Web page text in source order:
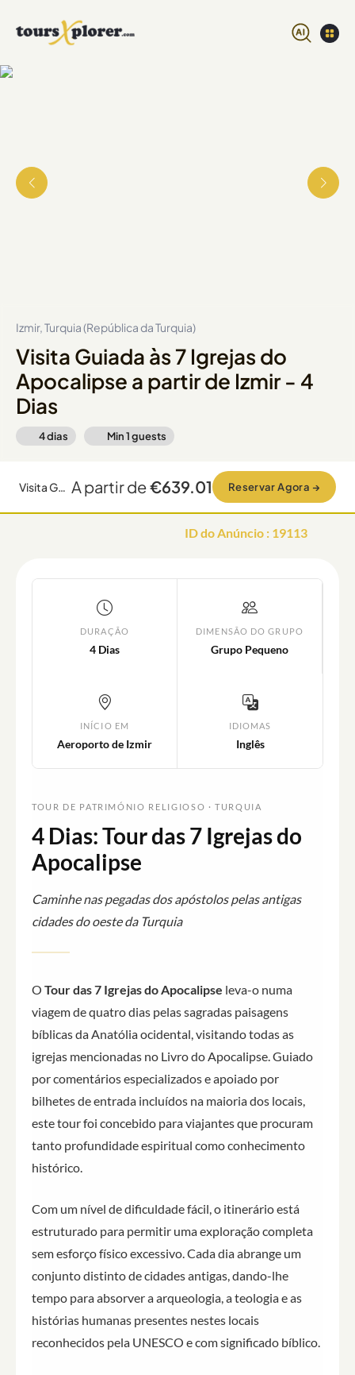
Izmir, Turquia (República da Turquia)
Visita Guiada às 7 Igrejas do
Apocalipse a partir de Izmir - 4
Dias
4 dias Min1guests
Visita Guiada às 7 Igrejas do Apocalipse a partir de Izmir - 4 Dias A partir de€639.01 Reservar Agora →
ID do Anúncio : 19113
DURAÇÃO
4 Dias
DIMENSÃO DO GRUPO
Grupo Pequeno
INÍCIO EM
Aeroporto de Izmir
IDIOMAS
Inglês
TOUR DE PATRIMÓNIO RELIGIOSO · TURQUIA
4 Dias: Tour das 7 Igrejas do
Apocalipse
Caminhe nas pegadas dos apóstolos pelas antigas
cidades do oeste da Turquia
O Tour das 7 Igrejas do Apocalipse leva-o numa
viagem de quatro dias pelas sagradas paisagens
bíblicas da Anatólia ocidental, visitando todas as
igrejas mencionadas no Livro do Apocalipse. Guiado
por comentários especializados e apoiado por
bilhetes de entrada incluídos na maioria dos locais,
este tour foi concebido para viajantes que procuram
tanto profundidade espiritual como conhecimento
histórico.
Com um nível de dificuldade fácil, o itinerário está
estruturado para permitir uma exploração completa
sem esforço físico excessivo. Cada dia abrange um
conjunto distinto de cidades antigas, dando-lhe
tempo para absorver a arqueologia, a teologia e as
histórias humanas presentes nestes locais
reconhecidos pela UNESCO e com significado bíblico.